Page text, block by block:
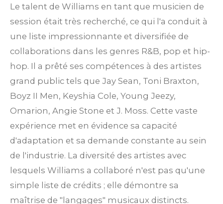
Le talent de Williams en tant que musicien de
session était très recherché, ce qui l'a conduit à
une liste impressionnante et diversifiée de
collaborations dans les genres R&B, pop et hip-
hop. Il a prêté ses compétences à des artistes
grand public tels que Jay Sean, Toni Braxton,
Boyz II Men, Keyshia Cole, Young Jeezy,
Omarion, Angie Stone et J. Moss. Cette vaste
expérience met en évidence sa capacité
d'adaptation et sa demande constante au sein
de l'industrie. La diversité des artistes avec
lesquels Williams a collaboré n'est pas qu'une
simple liste de crédits ; elle démontre sa
maîtrise de "langages" musicaux distincts.